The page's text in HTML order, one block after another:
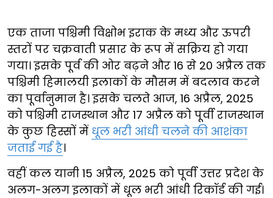
एक ताजा पश्चिमी विक्षोभ इराक के मध्य और ऊपरी
स्तरों पर चक्रवाती प्रसार के रूप में सक्रिय हो गया
गया। इसके पूर्व की ओर बढ़ने और 16 से 20 अप्रैल तक
पश्चिमी हिमालयी इलाकों के मौसम में बदलाव करने
का पूर्वानुमान है। इसके चलते आज, 16 अप्रैल, 2025
को पश्चिमी राजस्थान और 17 अप्रैल को पूर्वी राजस्थान
के कुछ हिस्सों में धूल भरी आंधी चलने की आशंका
जताई गई है।
वहीं कल यानी 15 अप्रैल, 2025 को पूर्वी उत्तर प्रदेश के
अलग-अलग इलाकों में धूल भरी आंधी रिकॉर्ड की गई।